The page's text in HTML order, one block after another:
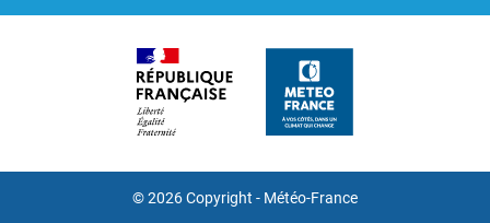
© 2026 Copyright - Météo-France